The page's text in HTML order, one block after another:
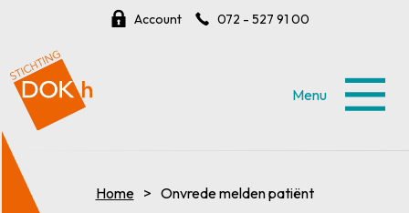
Account 072 - 527 91 00
Menu
Home Onvrede melden patiënt